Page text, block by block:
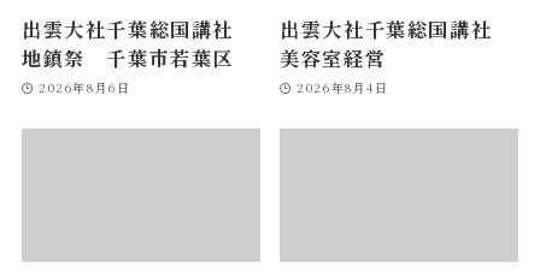
出雲大社千葉総国講社
地鎮祭 千葉市若葉区
2026年8月6日
出雲大社千葉総国講社
美容室経営
2026年8月4日